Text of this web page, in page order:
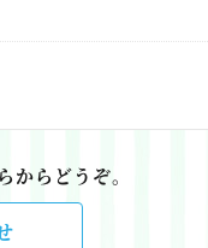
からどうぞ。